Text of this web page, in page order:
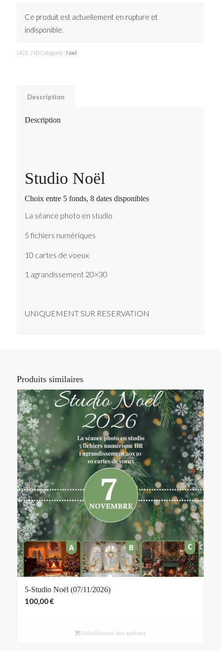
Ce produit est actuellement en rupture et
indisponible.
UGS : NDCatégorie : Noel
Description
Description
Studio Noël
Choix entre 5 fonds, 8 dates disponibles
La séance photo en studio
5 fichiers numériques
10 cartes de voeux
1 agrandissement 20×30
UNIQUEMENT SUR RESERVATION
Produits similaires
5-Studio Noël (07/11/2026)
100,00€
Sélectionner des options